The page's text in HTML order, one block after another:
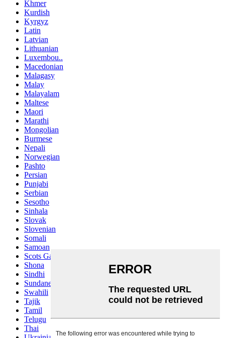
Khmer
Kurdish
Kyrgyz
Latin
Latvian
Lithuanian
Luxembou..
Macedonian
Malagasy
Malay
Malayalam
Maltese
Maori
Marathi
Mongolian
Burmese
Nepali
Norwegian
Pashto
Persian
Punjabi
Serbian
Sesotho
Sinhala
Slovak
Slovenian
Somali
Samoan
Scots Gaelic
Shona
Sindhi
Sundanese
Swahili
Tajik
Tamil
Telugu
Thai